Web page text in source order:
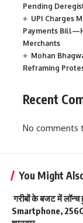
Pending
UPI Charges
Payments
Merchants
Mohan
Reframing
Recent
No comments
You Might
गरीबों के बजट में
Smartphone,